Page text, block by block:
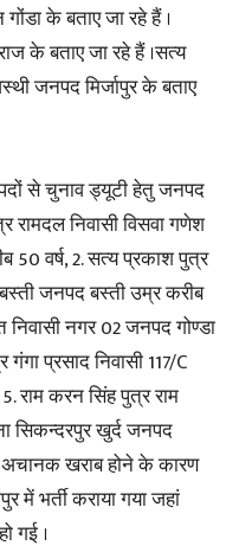
के बताए जा रहे हैं ।
के बताए जा रहे हैं ।सत्य
जनपद मिर्जापुर के बताए
से चुनाव ड्यूटी हेतु जनपद
रामदल निवासी विसवा गणेश
50 वर्ष, 2. सत्य प्रकाश पुत्र
बस्ती जनपद बस्ती उम्र करीब
निवासी नगर 02 जनपद गोण्डा
प्रसाद निवासी 117/C
राम करन सिंह पुत्र राम
सिकन्दरपुर खुर्द जनपद
अचानक खराब होने के कारण
में भर्ती कराया गया जहां
गई ।